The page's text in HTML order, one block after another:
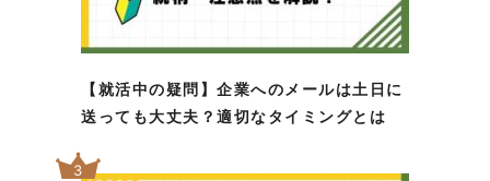
【就活中の疑問】企業へのメールは土日に
送っても大丈夫？適切なタイミングとは
3